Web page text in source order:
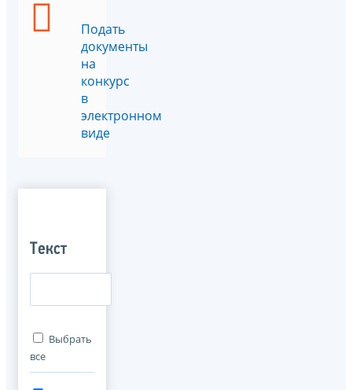
Подать
документы
на
конкурс
в
электронном
виде
Текст
Выбрать
все